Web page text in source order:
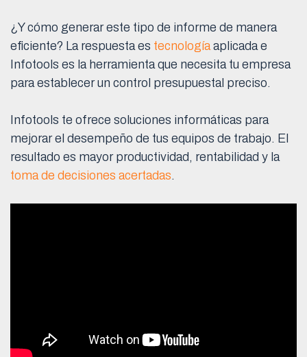
¿Y cómo generar este tipo de informe de manera
eficiente? La respuesta es tecnologíaaplicada e
Infotools es la herramienta que necesita tu empresa
para establecer un control presupuestal preciso.
Infotools te ofrece soluciones informáticas para
mejorar el desempeño de tus equipos de trabajo. El
resultado es mayor productividad, rentabilidad y la
toma de decisiones acertadas.